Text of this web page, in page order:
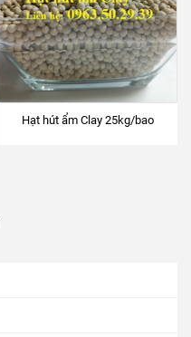
Hạt hút ẩm Clay 25kg/bao